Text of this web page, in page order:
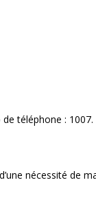
téléphone : 1007.
nécessité de